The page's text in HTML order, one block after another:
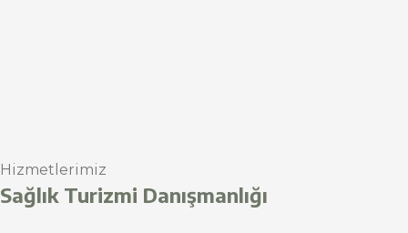
Hizmetlerimiz
Sağlık Turizmi Danışmanlığı